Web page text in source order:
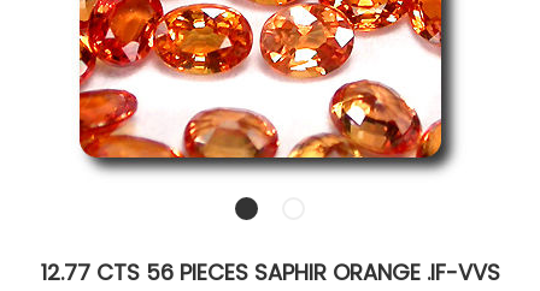
12.77 CTS 56 PIECES SAPHIR ORANGE .IF-VVS